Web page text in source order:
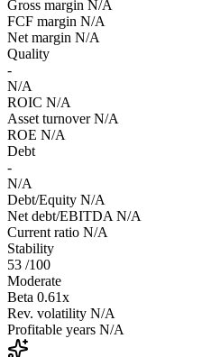
Gross margin N/A
FCF margin N/A
Net margin N/A
Quality
-
N/A
ROIC N/A
Asset turnover N/A
ROE N/A
Debt
-
N/A
Debt/Equity N/A
Net debt/EBITDA N/A
Current ratio N/A
Stability
53 /100
Moderate
Beta 0.61x
Rev. volatility N/A
Profitable years N/A